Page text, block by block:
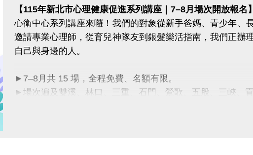
【115年新北市心理健康促進系列講座｜7–8月場次開放報名】
心衛中心系列講座來囉！我們的對象從新手爸媽、青少年、
邀請專業心理師，從育兒神隊友到銀髮樂活指南，我們正辦
自己與身邊的人。
►7–8月共 15 場，全程免費、名額有限。
►場次遍及雙溪、林口、三重、石門、鶯歌、五股、三峽、